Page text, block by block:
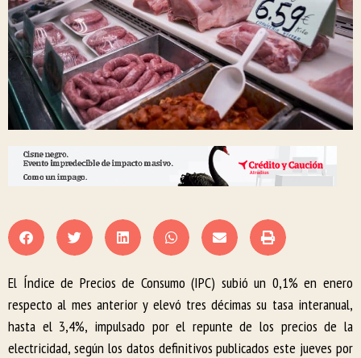
El Índice de Precios de Consumo (IPC) subió un 0,1% en enero
respecto al mes anterior y elevó tres décimas su tasa interanual,
hasta el 3,4%, impulsado por el repunte de los precios de la
electricidad, según los datos definitivos publicados este jueves por